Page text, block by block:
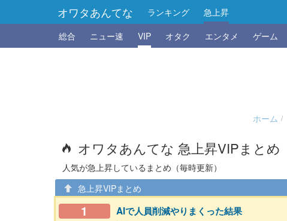
オワタあんてな ランキング
急上昇
総合
ニュー速 VIP オタク エンタメ ゲーム
ホーム
オワタあんてな 急上昇VIPまとめ
人気が急上昇しているまとめ（毎時更新）
急上昇VIPまとめ
1 AIで人員削減やりまくった結果